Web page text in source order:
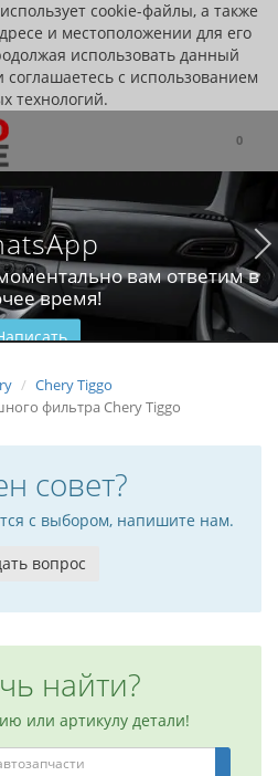
cookie-файлы, а также
и местоположении для его
использовать данный
соглашаетесь с использованием
технологий.
0
вам ответим в
время!
Chery Tiggo
фильтра Chery Tiggo
совет?
с выбором, напишите нам.
вопрос
найти?
или артикулу детали!